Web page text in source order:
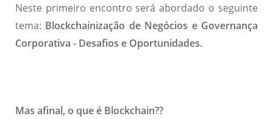
Neste primeiro encontro será abordado o seguinte
tema: Blockchainização de Negócios e Governança
Corporativa - Desafios e Oportunidades.
Mas afinal, o que é Blockchain??